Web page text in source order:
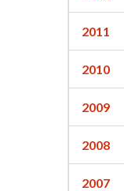
2011
2010
2009
2008
2007